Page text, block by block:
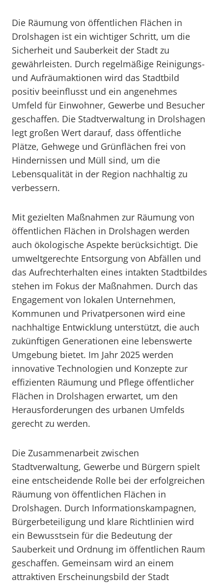
Die Räumung von öffentlichen Flächen in
Drolshagen ist ein wichtiger Schritt, um die
Sicherheit und Sauberkeit der Stadt zu
gewährleisten. Durch regelmäßige Reinigungs-
und Aufräumaktionen wird das Stadtbild
positiv beeinflusst und ein angenehmes
Umfeld für Einwohner, Gewerbe und Besucher
geschaffen. Die Stadtverwaltung in Drolshagen
legt großen Wert darauf, dass öffentliche
Plätze, Gehwege und Grünflächen frei von
Hindernissen und Müll sind, um die
Lebensqualität in der Region nachhaltig zu
verbessern.
Mit gezielten Maßnahmen zur Räumung von
öffentlichen Flächen in Drolshagen werden
auch ökologische Aspekte berücksichtigt. Die
umweltgerechte Entsorgung von Abfällen und
das Aufrechterhalten eines intakten Stadtbildes
stehen im Fokus der Maßnahmen. Durch das
Engagement von lokalen Unternehmen,
Kommunen und Privatpersonen wird eine
nachhaltige Entwicklung unterstützt, die auch
zukünftigen Generationen eine lebenswerte
Umgebung bietet. Im Jahr 2025 werden
innovative Technologien und Konzepte zur
effizienten Räumung und Pflege öffentlicher
Flächen in Drolshagen erwartet, um den
Herausforderungen des urbanen Umfelds
gerecht zu werden.
Die Zusammenarbeit zwischen
Stadtverwaltung, Gewerbe und Bürgern spielt
eine entscheidende Rolle bei der erfolgreichen
Räumung von öffentlichen Flächen in
Drolshagen. Durch Informationskampagnen,
Bürgerbeteiligung und klare Richtlinien wird
ein Bewusstsein für die Bedeutung der
Sauberkeit und Ordnung im öffentlichen Raum
geschaffen. Gemeinsam wird an einem
attraktiven Erscheinungsbild der Stadt